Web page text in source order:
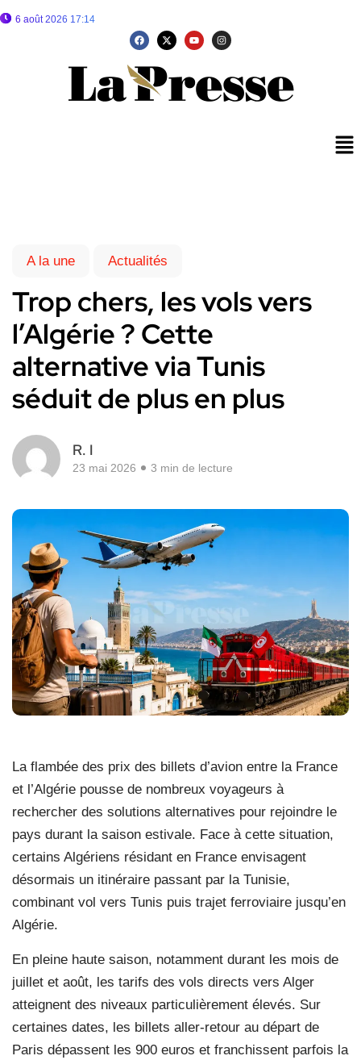
6 août 2026 17:14
A la une Actualités
Trop chers, les vols vers
l’Algérie ? Cette
alternative via Tunis
séduit de plus en plus
R. I
23 mai 2026 3 min de lecture
La flambée des prix des billets d’avion entre la France
et l’Algérie pousse de nombreux voyageurs à
rechercher des solutions alternatives pour rejoindre le
pays durant la saison estivale. Face à cette situation,
certains Algériens résidant en France envisagent
désormais un itinéraire passant par la Tunisie,
combinant vol vers Tunis puis trajet ferroviaire jusqu’en
Algérie.
En pleine haute saison, notamment durant les mois de
juillet et août, les tarifs des vols directs vers Alger
atteignent des niveaux particulièrement élevés. Sur
certaines dates, les billets aller-retour au départ de
Paris dépassent les 900 euros et franchissent parfois la